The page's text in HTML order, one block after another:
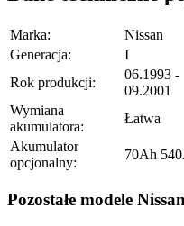
Marka: Nissan
Generacja:
I
Rok produkcji:
06.1993 -
09.2001
Wymiana
akumulatora:
Łatwa
Akumulator
opcjonalny:
70Ah
Pozostałe modele